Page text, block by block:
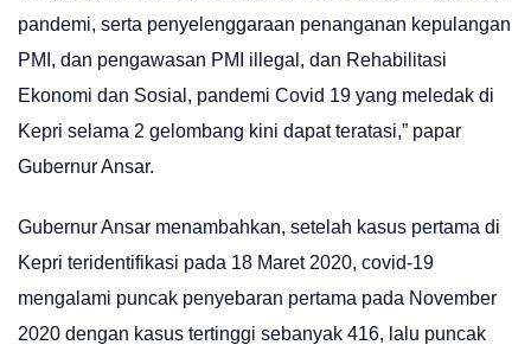
pandemi, serta penyelenggaraan penanganan kepulangan
PMI, dan pengawasan PMI illegal, dan Rehabilitasi
Ekonomi dan Sosial, pandemi Covid 19 yang meledak di
Kepri selama 2 gelombang kini dapat teratasi,” papar
Gubernur Ansar.
Gubernur Ansar menambahkan, setelah kasus pertama di
Kepri teridentifikasi pada 18 Maret 2020, covid-19
mengalami puncak penyebaran pertama pada November
2020 dengan kasus tertinggi sebanyak 416, lalu puncak